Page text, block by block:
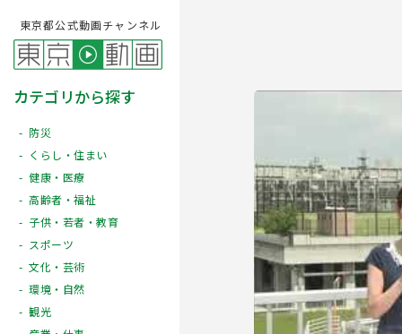
東京都公式動画チャンネル
カテゴリから探す
防災
くらし・住まい
健康・医療
高齢者・福祉
子供・若者・教育
スポーツ
文化・芸術
環境・自然
観光
Play